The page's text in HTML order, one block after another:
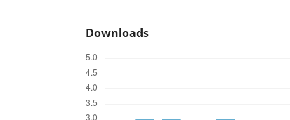
Downloads